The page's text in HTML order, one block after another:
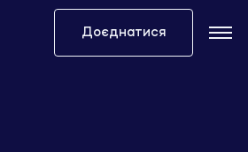
Доєднатися